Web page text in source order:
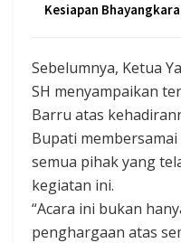
Kesiapan
Sebelumnya, Ketua
SH menyampaikan
Barru atas
Bupati
semua pihak yang
kegiatan ini.
“Acara ini bukan
penghargaan atas